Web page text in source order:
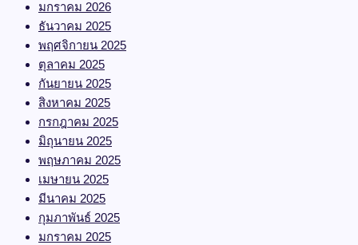
มีนาคม 2026
กุมภาพันธ์ 2026
มกราคม 2026
ธันวาคม 2025
พฤศจิกายน 2025
ตุลาคม 2025
กันยายน 2025
สิงหาคม 2025
กรกฎาคม 2025
มิถุนายน 2025
พฤษภาคม 2025
เมษายน 2025
มีนาคม 2025